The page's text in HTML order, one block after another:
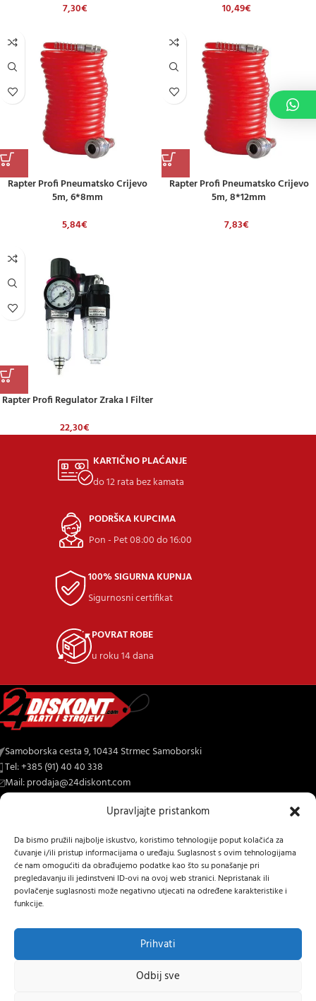
Upravljajte pristankom
Da bismo pružili najbolje iskustvo, koristimo tehnologije poput kolačića za
čuvanje i/ili pristup informacijama o uređaju. Suglasnost s ovim tehnologijama
će nam omogućiti da obrađujemo podatke kao što su ponašanje pri
pregledavanju ili jedinstveni ID-ovi na ovoj web stranici. Nepristanak ili
povlačenje suglasnosti može negativno utjecati na određene karakteristike i
funkcije.
Prihvati
Odbij sve
7,30€
10,49€
Rapter Profi Pneumatsko Crijevo
5m, 6*8mm
5,84€
Rapter Profi Pneumatsko Crijevo
5m, 8*12mm
7,83€
Rapter Profi Regulator Zraka I Filter
22,30€
KARTIČNO PLAĆANJE
do 12 rata bez kamata
PODRŠKA KUPCIMA
Pon - Pet 08:00 do 16:00
100% SIGURNA KUPNJA
Sigurnosni certifikat
POVRAT ROBE
u roku 14 dana
Samoborska cesta 9, 10434 Strmec Samoborski
Tel: +385 (91) 40 40 338
Mail: prodaja@24diskont.com
web trgovina s najvećom ponudom kopačica-freza i ostalih
NOVO NA BLOGU
INFORMACIJE O KUPNJI